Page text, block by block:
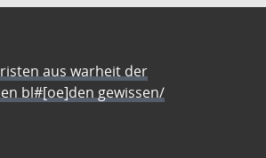
aus warheit der
bl#[oe]den gewissen/